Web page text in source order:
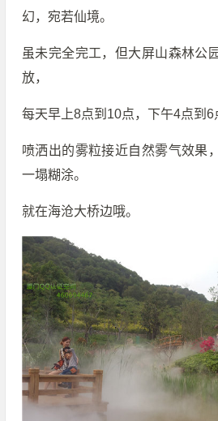
幻，宛若仙境。
虽未完全完工，但大屏山森林公
放，
每天早上8点到10点，下午4点到6
喷洒出的雾粒接近自然雾气效果
一塌糊涂。
就在海沧大桥边哦。